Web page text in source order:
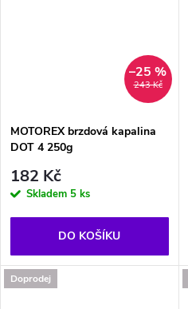
243 Kč
–25 %
MOTOREX brzdová kapalina
DOT 4 250g
182 Kč
Skladem 5 ks
DO KOŠÍKU
Doprodej